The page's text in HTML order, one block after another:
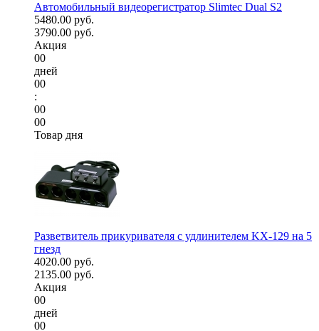
Автомобильный видеорегистратор Slimtec Dual S2
5480.00 руб.
3790.00 руб.
Акция
00
дней
00
:
00
00
Товар дня
Разветвитель прикуривателя с удлинителем KX-129 на 5
гнезд
4020.00 руб.
2135.00 руб.
Акция
00
дней
00